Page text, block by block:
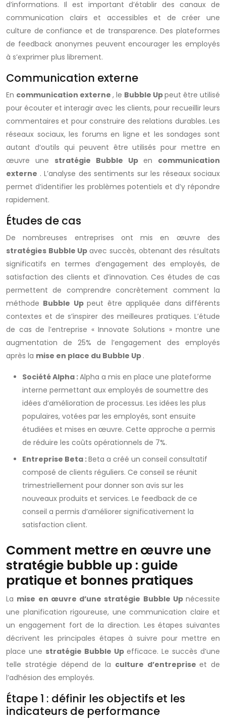
d’informations. Il est important d’établir des canaux de
communication clairs et accessibles et de créer une
culture de confiance et de transparence. Des plateformes
de feedback anonymes peuvent encourager les employés
à s’exprimer plus librement.
Communication externe
En communication externe , le Bubble Uppeut être utilisé
pour écouter et interagir avec les clients, pour recueillir leurs
commentaires et pour construire des relations durables. Les
réseaux sociaux, les forums en ligne et les sondages sont
autant d’outils qui peuvent être utilisés pour mettre en
œuvre une stratégie Bubble Up en communication
externe . L’analyse des sentiments sur les réseaux sociaux
permet d’identifier les problèmes potentiels et d’y répondre
rapidement.
Études de cas
De nombreuses entreprises ont mis en œuvre des
stratégies Bubble Upavec succès, obtenant des résultats
significatifs en termes d’engagement des employés, de
satisfaction des clients et d’innovation. Ces études de cas
permettent de comprendre concrètement comment la
méthode Bubble Uppeut être appliquée dans différents
contextes et de s’inspirer des meilleures pratiques. L’étude
de cas de l’entreprise « Innovate Solutions » montre une
augmentation de 25% de l’engagement des employés
après la mise en place du Bubble Up .
Société Alpha :Alpha a mis en place une plateforme
interne permettant aux employés de soumettre des
idées d’amélioration de processus. Les idées les plus
populaires, votées par les employés, sont ensuite
étudiées et mises en œuvre. Cette approche a permis
de réduire les coûts opérationnels de 7%.
Entreprise Beta :Beta a créé un conseil consultatif
composé de clients réguliers. Ce conseil se réunit
trimestriellement pour donner son avis sur les
nouveaux produits et services. Le feedback de ce
conseil a permis d’améliorer significativement la
satisfaction client.
Comment mettre en œuvre une
stratégie bubble up : guide
pratique et bonnes pratiques
La mise en œuvre d’une stratégie Bubble Up nécessite
une planification rigoureuse, une communication claire et
un engagement fort de la direction. Les étapes suivantes
décrivent les principales étapes à suivre pour mettre en
place une stratégie Bubble Up efficace. Le succès d’une
telle stratégie dépend de la culture d’entrepriseet de
l’adhésion des employés.
Étape 1 : définir les objectifs et les
indicateurs de performance